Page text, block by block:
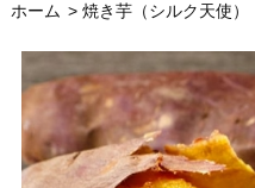
ホーム > 焼き芋（シルク天使）